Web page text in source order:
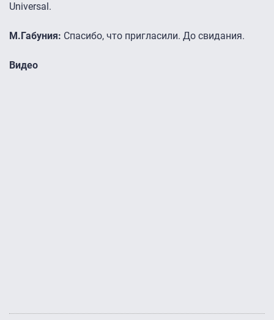
Universal.
М.Габуния: Спасибо, что пригласили. До свидания.
Видео